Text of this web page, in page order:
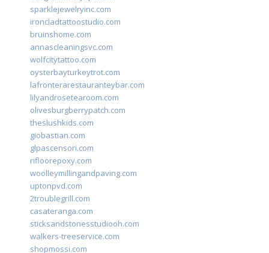
sparklejewelryinc.com
ironcladtattoostudio.com
bruinshome.com
annascleaningsvc.com
wolfcitytattoo.com
oysterbayturkeytrot.com
lafronterarestauranteybar.com
lilyandrosetearoom.com
olivesburgberrypatch.com
theslushkids.com
giobastian.com
glpascensori.com
rifloorepoxy.com
woolleymillingandpaving.com
uptonpvd.com
2troublegrill.com
casateranga.com
sticksandstonesstudiooh.com
walkers-treeservice.com
shopmossi.com